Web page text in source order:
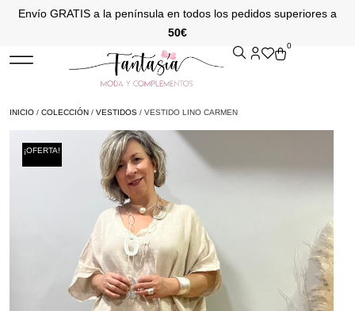
Envío GRATIS a la península en todos los pedidos superiores a
50€
0
INICIO / COLECCIÓN / VESTIDOS / VESTIDO LINO CARMEN
¡OFERTA!